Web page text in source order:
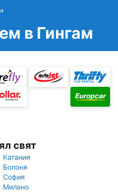
в Гингам
свят
Катания
Болоня
София
Милано